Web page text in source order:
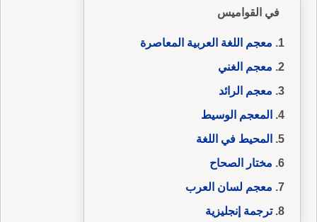
في القواميس
معجم اللغة العربية المعاصرة
معجم الغني
معجم الرائد
المعجم الوسيط
المحيط في اللغة
مختار الصحاح
معجم لسان العرب
ترجمة إنجليزية